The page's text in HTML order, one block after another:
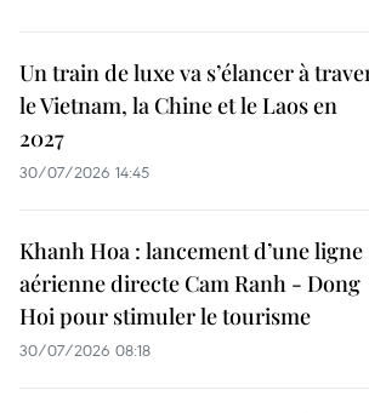
Un train de luxe va s’élancer à
le Vietnam, la Chine et le Laos en
2027
30/07/2026 14:45
Khanh Hoa : lancement d’une ligne
aérienne directe Cam Ranh - Dong
Hoi pour stimuler le tourisme
30/07/2026 08:18